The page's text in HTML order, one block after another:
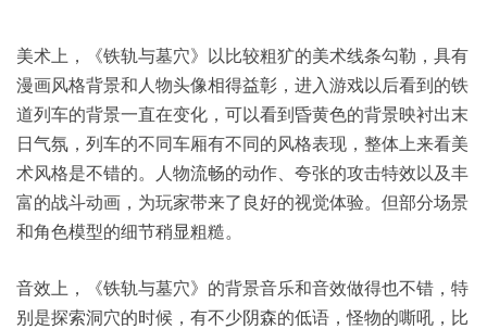
美术上，《铁轨与墓穴》以比较粗犷的美术线条勾勒，具有
漫画风格背景和人物头像相得益彰，进入游戏以后看到的铁
道列车的背景一直在变化，可以看到昏黄色的背景映衬出末
日气氛，列车的不同车厢有不同的风格表现，整体上来看美
术风格是不错的。人物流畅的动作、夸张的攻击特效以及丰
富的战斗动画，为玩家带来了良好的视觉体验。但部分场景
和角色模型的细节稍显粗糙。
音效上，《铁轨与墓穴》的背景音乐和音效做得也不错，特
别是探索洞穴的时候，有不少阴森的低语，怪物的嘶吼，比